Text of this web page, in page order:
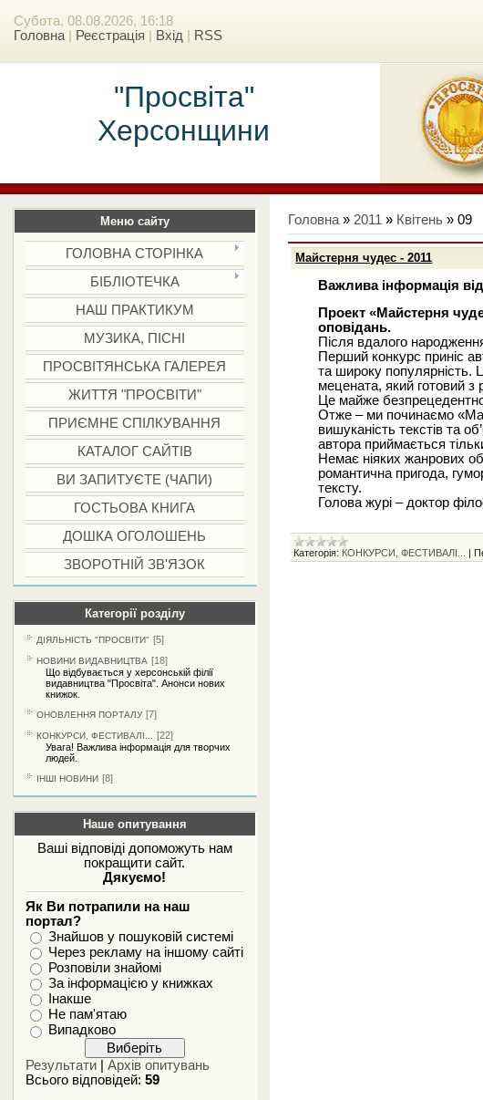
Субота, 08.08.2026, 16:18
Головна
Реєстрація Вхід RSS
"Просвіта"
Херсонщини
Меню сайту
ГОЛОВНА СТОРІНКА
БІБЛІОТЕЧКА
НАШ ПРАКТИКУМ
МУЗИКА, ПІСНІ
ПРОСВІТЯНСЬКА ГАЛЕРЕЯ
ЖИТТЯ "ПРОСВІТИ"
ПРИЄМНЕ СПІЛКУВАННЯ
КАТАЛОГ САЙТІВ
ВИ ЗАПИТУЄТЕ (ЧАПИ)
ГОСТЬОВА КНИГА
ДОШКА ОГОЛОШЕНЬ
ЗВОРОТНІЙ ЗВ'ЯЗОК
Категорії розділу
ДІЯЛЬНІСТЬ "ПРОСВІТИ" [5]
НОВИНИ ВИДАВНИЦТВА [18]
Що відбувається у херсонській філії
видавництва "Просвіта". Анонси нових
книжок.
ОНОВЛЕННЯ ПОРТАЛУ [7]
КОНКУРСИ, ФЕСТИВАЛІ...
[22]
Увага! Важлива інформація для творчих
людей.
ІНШІ НОВИНИ [8]
Наше опитування
Ваші відповіді допоможуть нам
покращити сайт.
Дякуємо!
Як Ви потрапили на наш
портал?
Знайшов у пошуковій системі
Через рекламу на іншому сайті
Розповіли знайомі
За інформацією у книжках
Інакше
Не пам'ятаю
Випадково
Результати |Архів опитувань
Всього відповідей:59
Головна » 2011 » Квітень » 09
Майстерня чудес - 2011
Важлива інформація
Проект «Майстерня
оповідань.
Після вдалого
Перший конкурс приніс
та широку популярність.
мецената, який готовий з
Це майже
Отже – ми починаємо
вишуканість текстів та
автора приймається
Немає ніяких жанрових
романтична пригода,
тексту.
Голова журі – доктор
Категорія: КОНКУРСИ, ФЕСТИВАЛІ... |